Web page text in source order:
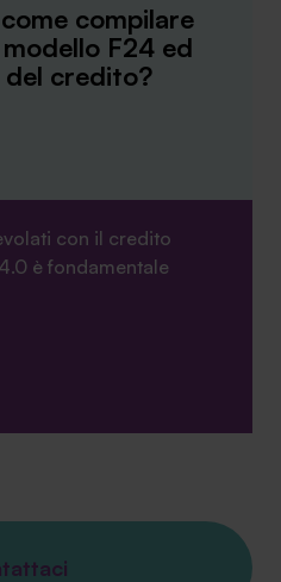
compilare
F24 ed
credito?
con il credito
è fondamentale